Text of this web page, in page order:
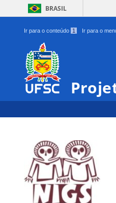
BRASIL
Ir para o conteúdo 1 Ir para o